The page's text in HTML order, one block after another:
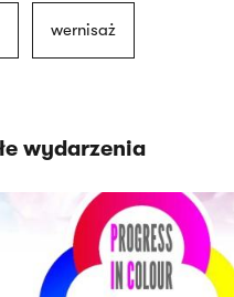
wernisaż
wydarzenia